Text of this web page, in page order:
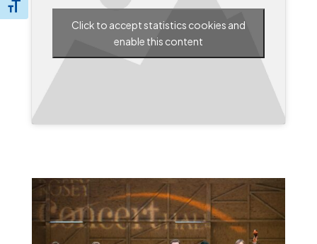
Toggle Font size
Click to accept statistics cookies and
enable this content